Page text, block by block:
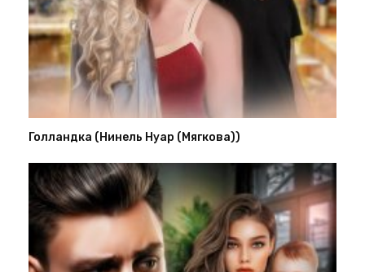
Голландка (Нинель Нуар (Мягкова))